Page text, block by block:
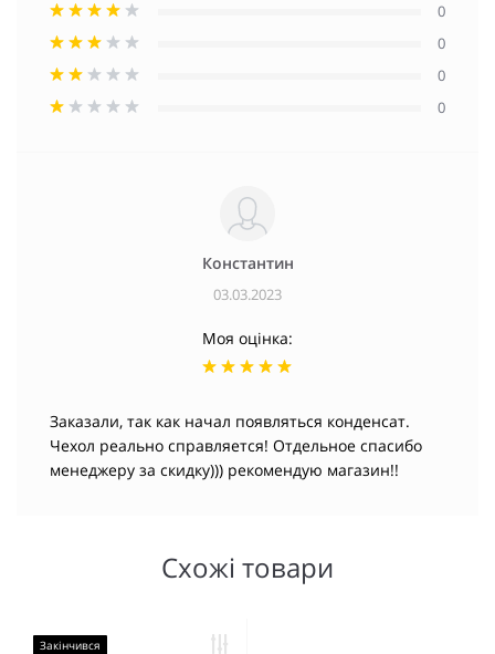
0
0
0
0
Константин
03.03.2023
Моя оцінка:
Заказали, так как начал появляться конденсат.
Чехол реально справляется! Отдельное спасибо
менеджеру за скидку))) рекомендую магазин!!
Схожі товари
Закінчився